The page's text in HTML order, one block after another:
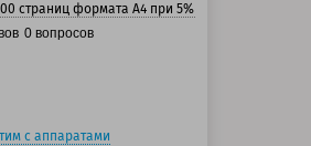
страниц формата А4 при 5% заполнении
0 вопросов
с аппаратами